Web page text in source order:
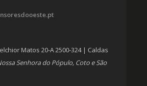
Matos 20-A 2500-324 | Caldas
Senhora do Pópulo, Coto e São